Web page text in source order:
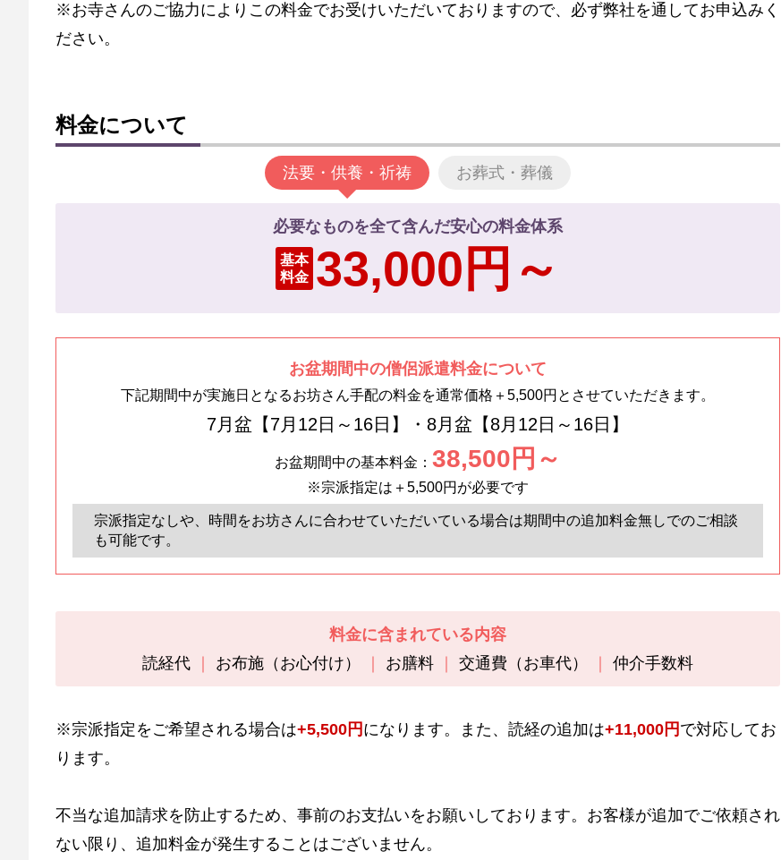
※お寺さんのご協力によりこの料金でお受けいただいておりますので、必ず弊社を通してお申込みく
ださい。
料金について
法要・供養・祈祷 お葬式・葬儀
必要なものを全て含んだ安心の料金体系
基本
料金 33,000円～
お盆期間中の僧侶派遣料金について
下記期間中が実施日となるお坊さん手配の料金を通常価格＋5,500円とさせていただきます。
7月盆【7月12日～16日】・8月盆【8月12日～16日】
お盆期間中の基本料金：38,500円～
※宗派指定は＋5,500円が必要です
宗派指定なしや、時間をお坊さんに合わせていただいている場合は期間中の追加料金無しでのご相談
も可能です。
料金に含まれている内容
読経代
お布施（お心付け） お膳料 交通費（お車代） 仲介手数料
※宗派指定をご希望される場合は+5,500円 になります。また、読経の追加は+11,000円 で対応してお
ります。
不当な追加請求を防止するため、事前のお支払いをお願いしております。お客様が追加でご依頼され
ない限り、追加料金が発生することはございません。